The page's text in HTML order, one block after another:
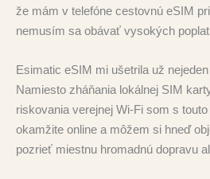
že mám v telefóne cestovnú eSIM
nemusím sa obávať vysokých
Esimatic eSIM mi ušetrila už
Namiesto zháňania lokálnej SIM
riskovania verejnej Wi-Fi som s
okamžite online a môžem si hneď
pozrieť miestnu hromadnú dopravu